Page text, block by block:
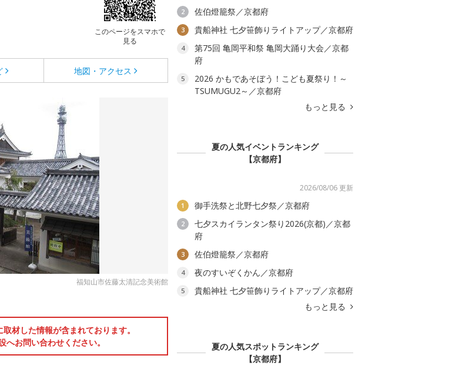
このページをスマホで
見る
地図・アクセス
福知山市佐藤太清記念美術館
材した情報が含まれております。
お問い合わせください。
2 佐伯燈籠祭／京都府
3 貴船神社 七夕笹飾りライトアップ／京都府
4
第75回 亀岡平和祭 亀岡大踊り大会／京都
府
5
2026 かもであそぼう！こども夏祭り！～
TSUMUGU2～／京都府
もっと見る
夏の人気イベントランキング
【京都府】
2026/08/06 更新
1 御手洗祭と北野七夕祭／京都府
2
七夕スカイランタン祭り2026(京都)／京都
府
3 佐伯燈籠祭／京都府
4 夜のすいぞくかん／京都府
5
貴船神社 七夕笹飾りライトアップ／京都府
もっと見る
夏の人気スポットランキング
【京都府】